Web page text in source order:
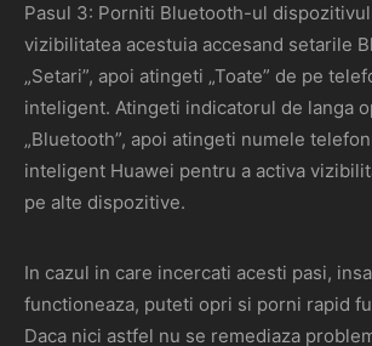
Pasul 3: Porniti Bluetooth-ul
vizibilitatea acestuia accesand setarile
„Setari”, apoi atingeti „Toate” de pe
inteligent. Atingeti indicatorul de langa
„Bluetooth”, apoi atingeti numele
inteligent Huawei pentru a activa
pe alte dispozitive.
In cazul in care incercati acesti pasi,
functioneaza, puteti opri si porni rapid
Daca nici astfel nu se remediaza